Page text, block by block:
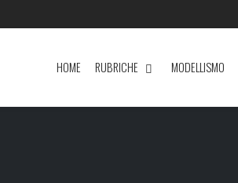
HOME RUBRICHE MODELLISMO